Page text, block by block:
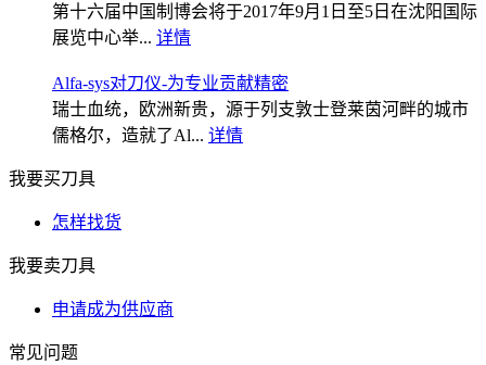
第十六届中国制博会将于2017年9月1日至5日在沈阳国际
展览中心举... 详情
Alfa-sys对刀仪-为专业贡献精密
瑞士血统，欧洲新贵，源于列支敦士登莱茵河畔的城市
儒格尔，造就了Al... 详情
我要买刀具
怎样找货
我要卖刀具
申请成为供应商
常见问题